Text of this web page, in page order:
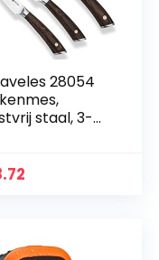
28054
staal, 3-